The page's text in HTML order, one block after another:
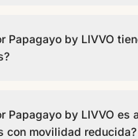
de buffet, pool bar,
Papagayo by LIVVO
Papagayo by LIVVO es
con movilidad reducida?